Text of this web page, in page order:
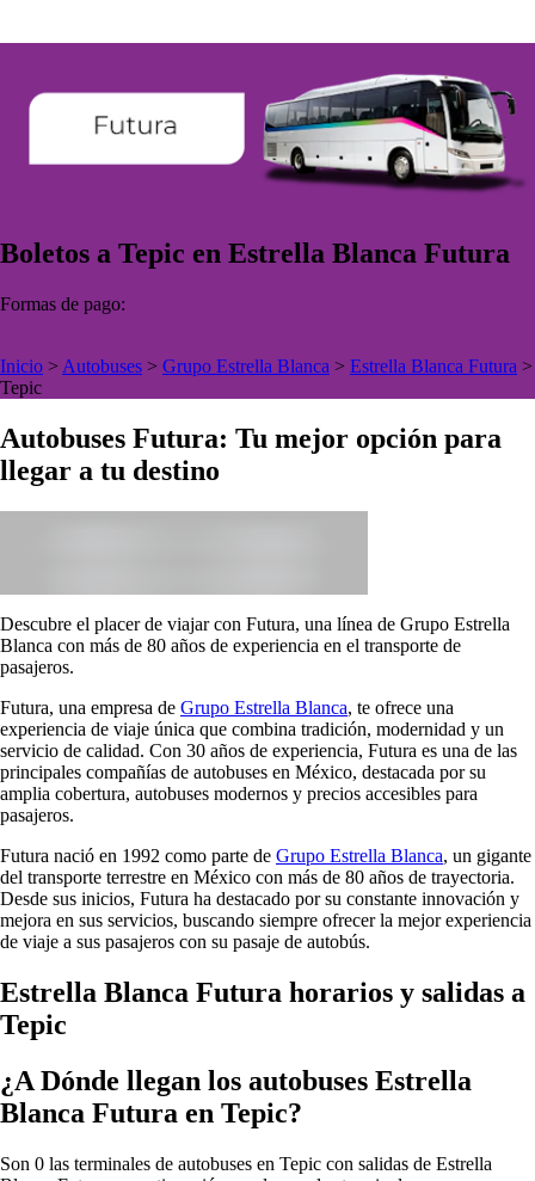
Boletos a Tepic en Estrella Blanca Futura
Formas de pago:
Inicio > Autobuses > Grupo Estrella Blanca > Estrella Blanca Futura >
Tepic
Autobuses Futura: Tu mejor opción para
llegar a tu destino
Descubre el placer de viajar con Futura, una línea de Grupo Estrella
Blanca con más de 80 años de experiencia en el transporte de
pasajeros.
Futura, una empresa de Grupo Estrella Blanca, te ofrece una
experiencia de viaje única que combina tradición, modernidad y un
servicio de calidad. Con 30 años de experiencia, Futura es una de las
principales compañías de autobuses en México, destacada por su
amplia cobertura, autobuses modernos y precios accesibles para
pasajeros.
Futura nació en 1992 como parte de Grupo Estrella Blanca, un gigante
del transporte terrestre en México con más de 80 años de trayectoria.
Desde sus inicios, Futura ha destacado por su constante innovación y
mejora en sus servicios, buscando siempre ofrecer la mejor experiencia
de viaje a sus pasajeros con su pasaje de autobús.
Estrella Blanca Futura horarios y salidas a
Tepic
¿A Dónde llegan los autobuses Estrella
Blanca Futura en Tepic?
Son 0 las terminales de autobuses en Tepic con salidas de Estrella